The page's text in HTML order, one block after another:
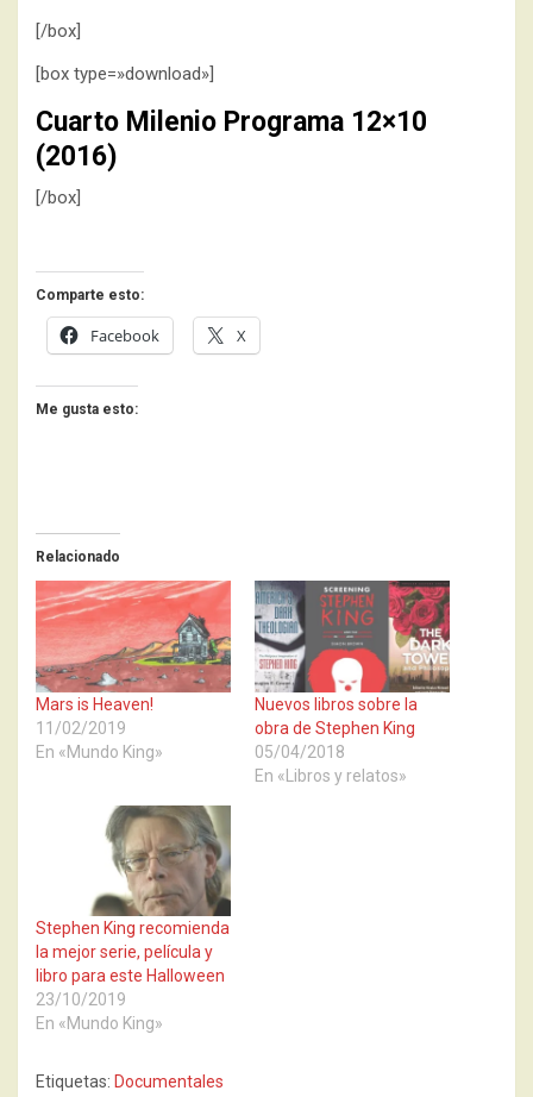
[/box]
[box type=»download»]
Cuarto Milenio Programa 12×10
(2016)
[/box]
Comparte esto:
Facebook X
Me gusta esto:
Relacionado
Mars is Heaven!
11/02/2019
En «Mundo King»
Nuevos libros sobre la
obra de Stephen King
05/04/2018
En «Libros y relatos»
Stephen King recomienda
la mejor serie, película y
libro para este Halloween
23/10/2019
En «Mundo King»
Etiquetas: Documentales